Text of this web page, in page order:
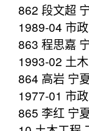
862 段文超
1989-04 市
863 程思嘉
1993-02 土
864 高岩 宁
1977-01 市
865 李红 宁